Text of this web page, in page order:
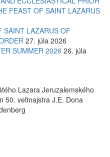
FEAST OF SAINT LAZARUS
SAINT LAZARUS OF
27. júla 2026
SUMMER 2026 26. júla
Lazara Jeruzalemského
50. veľmajstra J.E. Dona